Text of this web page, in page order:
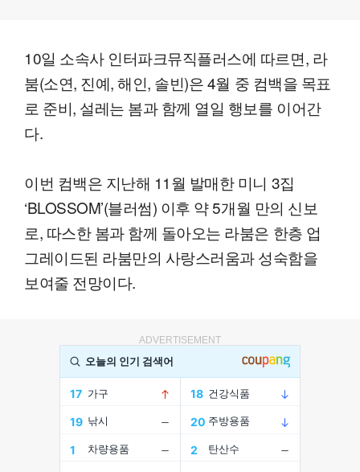
10일 소속사 인터파크뮤직플러스에 따르면, 라
붐(소연, 진예, 해인, 솔빈)은 4월 중 컴백을 목표
로 준비, 설레는 봄과 함께 열일 행보를 이어간
다.
이번 컴백은 지난해 11월 발매한 미니 3집
‘BLOSSOM’(블러썸) 이후 약 5개월 만의 신보
로, 따스한 봄과 함께 돌아오는 라붐은 한층 업
그레이드된 라붐만의 사랑스러움과 성숙함을
보여줄 전망이다.
ADVERTISEMENT